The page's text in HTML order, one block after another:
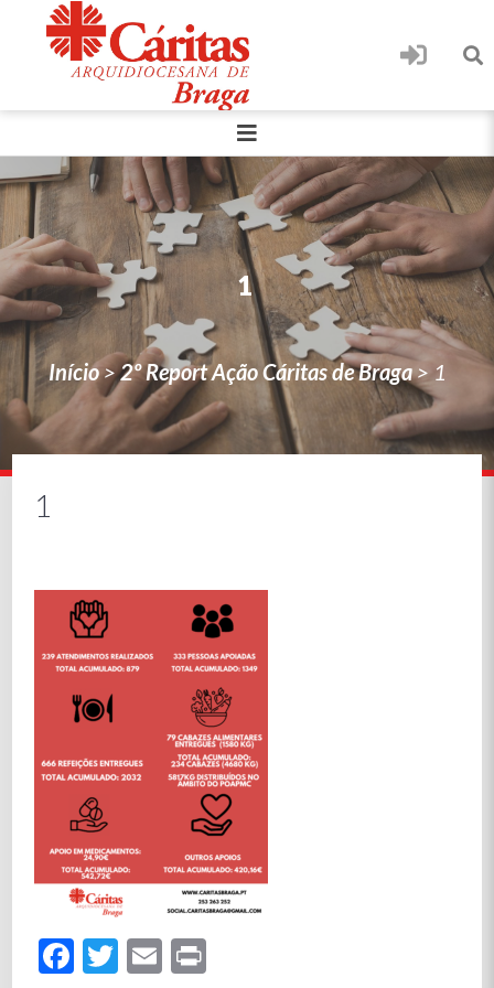
1
Início>2º Report Ação Cáritas de Braga> 1
1
Facebook
Twitter
Email